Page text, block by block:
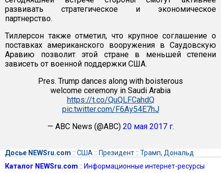
развивать стратегическое и экономическое
партнерство.
Тиллерсон также отметил, что крупное соглашение о
поставках американского вооружения в Саудовскую
Аравию позволит этой стране в меньшей степени
зависеть от военной поддержки США.
Pres. Trump dances along with boisterous
welcome ceremony in Saudi Arabia
https://t.co/QuQLFCahdQ
pic.twitter.com/F6Ay54E7hJ
— ABC News (@ABC) 20 мая 2017 г.
Досье NEWSru.com :: США :: Президент:: Трамп, Дональд
Каталог NEWSru.com :: Информационные интернет-ресурсы